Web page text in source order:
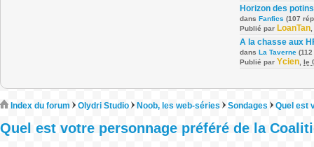
Horizon des potins
dans Fanfics (107
Publié par LoanTan
A la chasse aux
dans La Taverne
Publié par Ycien le
Index du forum Olydri Studio Noob, les web-séries Sondages Quel est
Quel est votre personnage préféré de la